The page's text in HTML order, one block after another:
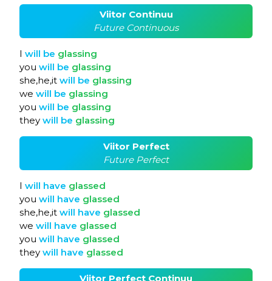
Viitor Continuu
Future Continuous
I will be glassing
you will be glassing
she,he,it will be glassing
we will be glassing
you will be glassing
they will be glassing
Viitor Perfect
Future Perfect
I will have glassed
you will have glassed
she,he,it will have glassed
we will have glassed
you will have glassed
they will have glassed
Viitor Perfect Continuu